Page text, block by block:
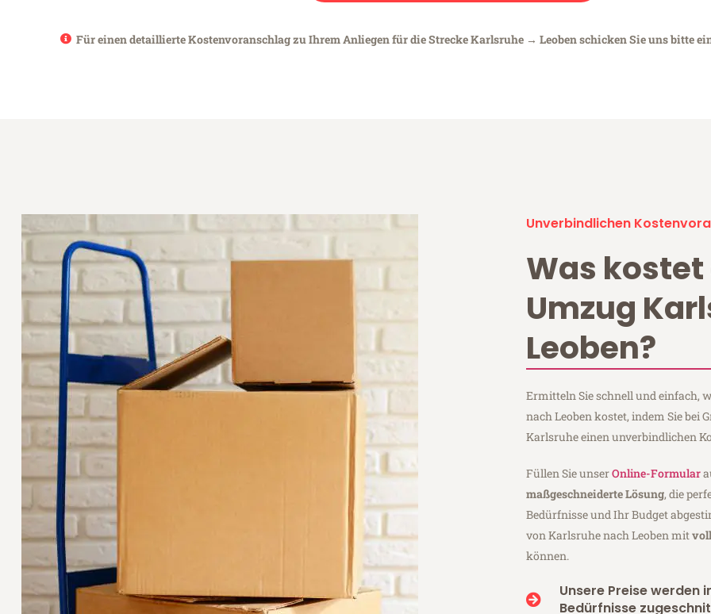
Für einen detaillierte Kostenvoranschlag zu Ihrem Anliegen für die Strecke Karlsruhe → Leoben schicken Sie uns bitte
Unverbindlichen
Was kostet
Umzug
Leoben?
Ermitteln Sie schnell und einfach,
nach Leoben kostet, indem Sie bei
Karlsruhe einen unverbindlichen
Füllen Sie unserOnline-Formular
maßgeschneiderte Lösung, die
Bedürfnisse und Ihr Budget
von Karlsruhe nach Leoben mit
können.
Unsere Preise werden
Bedürfnisse